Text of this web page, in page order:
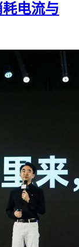
电流与